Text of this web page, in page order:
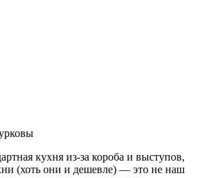
кухня из-за короба и выступов,
(хоть они и дешевле) — это не наш